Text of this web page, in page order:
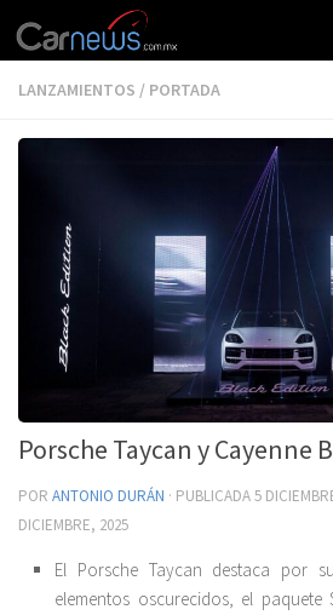
LANZAMIENTOS / PORTADA
Porsche Taycan y Cayenne
POR ANTONIO DURÁN · PUBLICADA5
DICIEMBRE, 2025
El Porsche Taycan destaca por
elementos oscurecidos, el